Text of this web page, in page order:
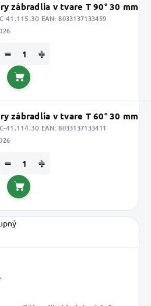
zábradlia v tvare T 90° 30 mm
41.115.30 EAN:8033137133459
+
−
Do košíka
zábradlia v tvare T 60° 30 mm
41.114.30 EAN:8033137133411
+
−
Do košíka